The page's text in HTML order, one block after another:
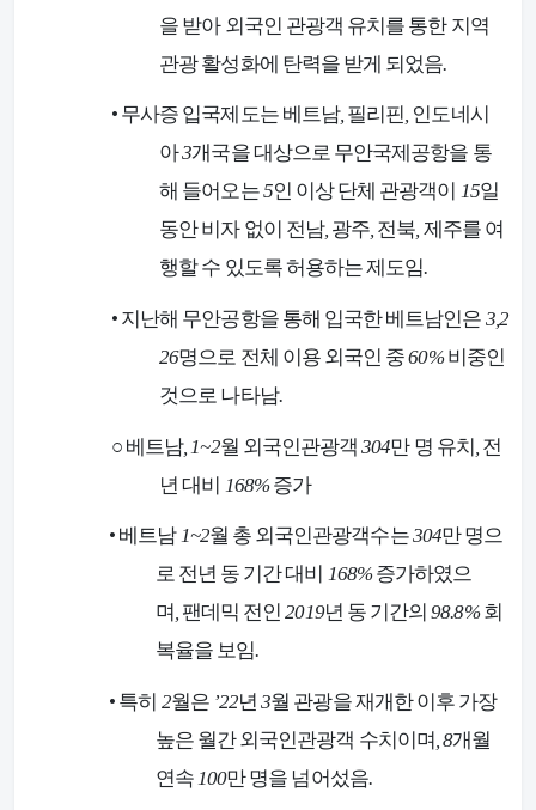
을 받아 외국인 관광객 유치를 통한 지역
관광 활성화에 탄력을 받게 되었음.
• 무사증 입국제도는 베트남, 필리핀, 인도네시
아3개국을 대상으로 무안국제공항을 통
해 들어오는5인 이상 단체 관광객이 15일
동안 비자 없이 전남, 광주, 전북, 제주를 여
행할 수 있도록 허용하는 제도임.
• 지난해 무안공항을 통해 입국한 베트남인은 3,2
26명으로 전체 이용 외국인 중60%비중인
것으로 나타남.
○ 베트남, 1~2월 외국인관광객304만 명 유치 전
년 대비 168%증가
• 베트남1~2월 총 외국인관광객수는304만 명으
로 전년 동 기간 대비 168%증가하였으
며 , 팬데믹 전인2019년 동 기간의98.8%회
복율을 보임.
• 특히 2월은 ’22년3월 관광을 재개한 이후 가장
높은 월간 외국인관광객 수치이며, 8개월
연속100만 명을 넘어섰음.